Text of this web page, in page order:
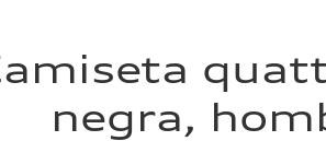
negra,